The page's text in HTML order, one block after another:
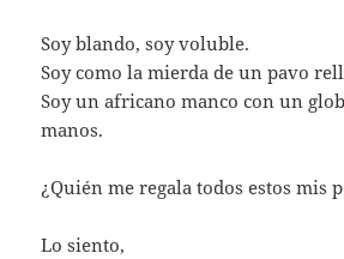
Soy blando, soy voluble.
Soy como la mierda de un pavo
Soy un africano manco con un
manos.
¿Quién me regala todos estos mis
Lo siento,